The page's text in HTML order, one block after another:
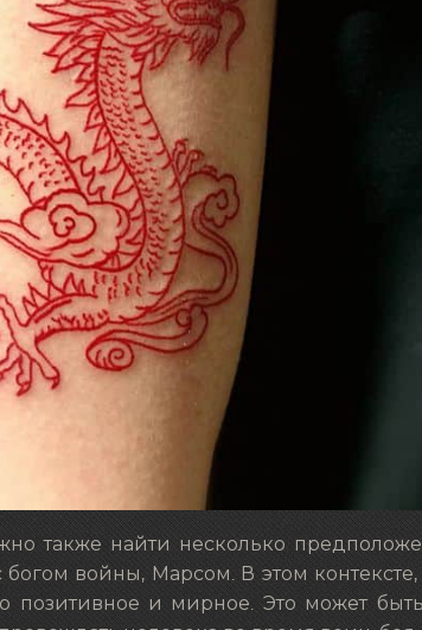
также найти несколько
войны, Марсом. В этом контексте,
позитивное и мирное. Это может